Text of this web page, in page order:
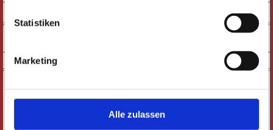
Statistiken
Marketing
Alle zulassen
KONTAKT